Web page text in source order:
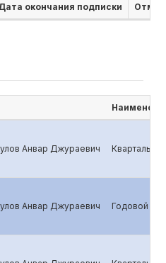
окончания подписки
Анвар Джураевич
Анвар Джураевич Годовой